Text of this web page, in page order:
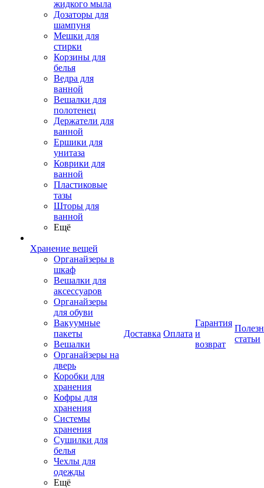
жидкого мыла
Дозаторы для
шампуня
Мешки для
стирки
Корзины для
белья
Ведра для
ванной
Вешалки для
полотенец
Держатели для
ванной
Ершики для
унитаза
Коврики для
ванной
Пластиковые
тазы
Шторы для
ванной
Ещё
Хранение вещей
Органайзеры в
шкаф
Вешалки для
аксессуаров
Органайзеры
для обуви
Вакуумные
пакеты
Вешалки
Органайзеры на
дверь
Коробки для
хранения
Кофры для
хранения
Системы
хранения
Сушилки для
белья
Чехлы для
одежды
Ещё
Доставка Оплата
Гарантия
и
возврат
статьи